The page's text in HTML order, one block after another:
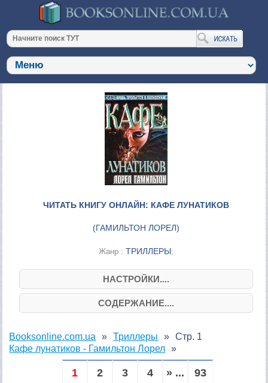
ЧИТАТЬ КНИГУ ОНЛАЙН: КАФЕ ЛУНАТИКОВ
(ГАМИЛЬТОН ЛОРЕЛ)
Жанр : ТРИЛЛЕРЫ;
НАСТРОЙКИ....
СОДЕРЖАНИЕ....
Booksonline.com.ua
Триллеры
Кафе лунатиков - Гамильтон Лорел
Стр. 1
1 2 3 4 » ... 93